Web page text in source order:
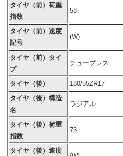
タイヤ（前）荷重
指数
58
タイヤ（前）速度
記号
(W)
タイヤ（前）タイ
プ
チューブレス
タイヤ（後） 180/55ZR17
タイヤ（後）構造
名
ラジアル
タイヤ（後）荷重
指数
73
タイヤ（後）速度